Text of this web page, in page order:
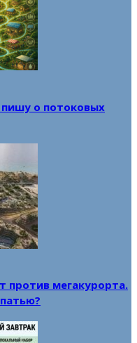
о потоковых
против мегакурорта.